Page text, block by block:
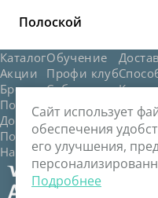
Полоской
Каталог
Акции
Бренды
Обучение
Профи клуб
События
Политика обработки
Договор публичной
Политика обработки
Настройка файлов cookie
Сайт использует
обеспечения
его улучшения,
Подробнее